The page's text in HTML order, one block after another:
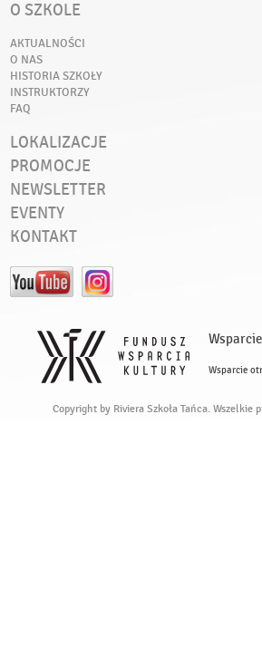
O SZKOLE
AKTUALNOŚCI
O NAS
HISTORIA SZKOŁY
INSTRUKTORZY
FAQ
LOKALIZACJE
PROMOCJE
NEWSLETTER
EVENTY
KONTAKT
Wsparcie
Copyright by Riviera Szkoła Tańca. Wszelkie